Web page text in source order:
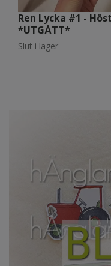
Ren Lycka #1 -
*UTGÅTT*
Slut i lager